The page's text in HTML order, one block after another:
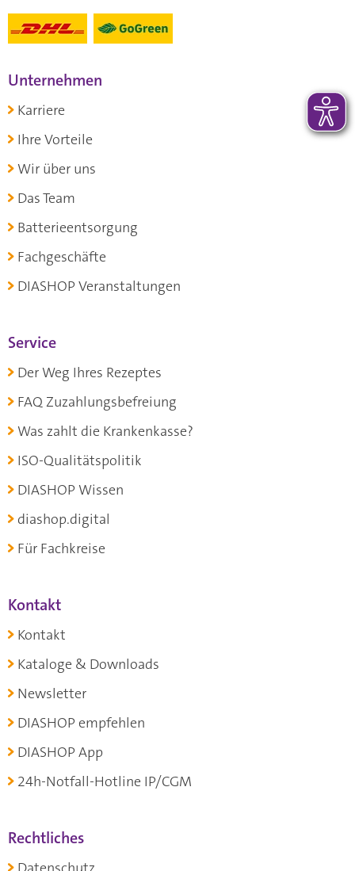
Unternehmen
Karriere
Ihre Vorteile
Wir über uns
Das Team
Batterieentsorgung
Fachgeschäfte
DIASHOP Veranstaltungen
Service
Der Weg Ihres Rezeptes
FAQ Zuzahlungsbefreiung
Was zahlt die Krankenkasse?
ISO-Qualitätspolitik
DIASHOP Wissen
diashop.digital
Für Fachkreise
Kontakt
Kontakt
Kataloge & Downloads
Newsletter
DIASHOP empfehlen
DIASHOP App
24h-Notfall-Hotline IP/CGM
Rechtliches